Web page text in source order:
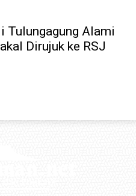
Tulungagung Alami
Dirujuk ke RSJ